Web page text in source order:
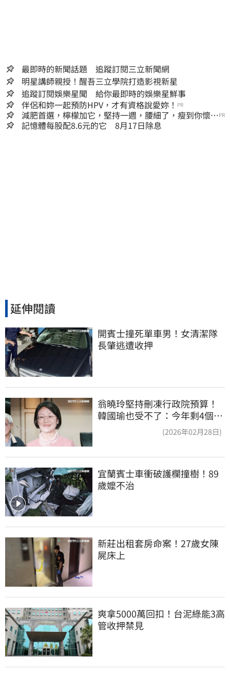
最即時的新聞話題 追蹤訂閱三立新聞網
明星講師親授！醒吾三立學院打造影視新星
追蹤訂閱娛樂星聞 給你最即時的娛樂星鮮事
伴侶和妳一起預防HPV，才有資格說愛妳！ PR
減肥首選，檸檬加它，堅持一週，腰細了，瘦到你懷疑
人生
PR
記憶體每股配8.6元的它 8月17日除息
延伸閱讀
開賓士撞死單車男！女清潔隊
長肇逃遭收押
翁曉玲堅持刪凍行政院預算！
韓國瑜也受不了：今年剩4個月
(2026年02月28日)
宜蘭賓士車衝破護欄撞樹！89
歲嬤不治
新莊出租套房命案！27歲女陳
屍床上
爽拿5000萬回扣！台泥綠能3高
管收押禁見